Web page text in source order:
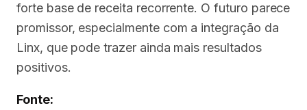
forte base de receita recorrente. O futuro parece
promissor, especialmente com a integração da
Linx, que pode trazer ainda mais resultados
positivos.
Fonte: